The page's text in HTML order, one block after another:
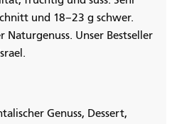
und 18–23 g schwer.
Unser Bestseller
Genuss, Dessert,